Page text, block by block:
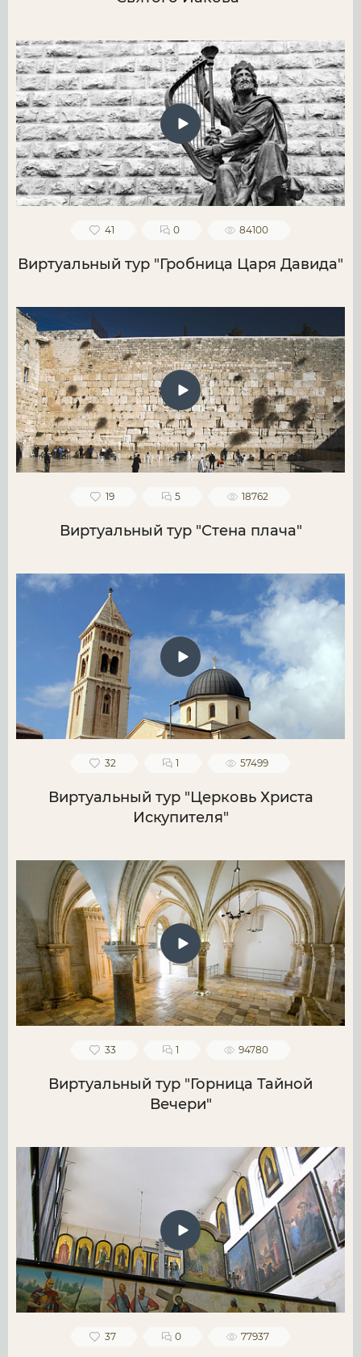
41 0 84100
Виртуальный тур "Гробница Царя Давида"
19 5 18762
Виртуальный тур "Стена плача"
32 1 57499
Виртуальный тур "Церковь Христа
Искупителя"
33 1 94780
Виртуальный тур "Горница Тайной
Вечери"
37 0 77937